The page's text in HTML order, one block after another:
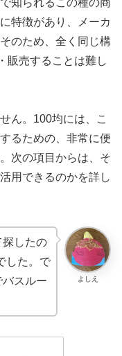
特徴があり、メーカ
のため、全く同じ構
販売することは難し
ん。100均には、こ
るための、非常に便
次の項目からは、そ
用できるのかを詳し
よしえ
したの
した。で
スルー